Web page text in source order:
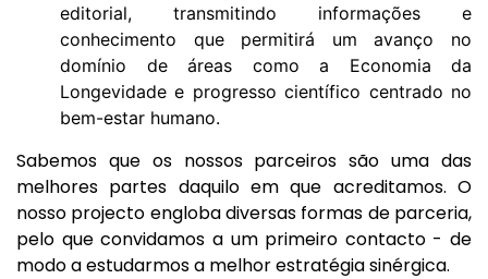
editorial, transmitindo informações e
conhecimento que permitirá um avanço no
domínio de áreas como a Economia da
Longevidade e progresso científico centrado no
bem-estar humano.
Sabemos que os nossos parceiros são uma das
melhores partes daquilo em que acreditamos. O
nosso projecto engloba diversas formas de parceria,
pelo que convidamos a um primeiro contacto - de
modo a estudarmos a melhor estratégia sinérgica.